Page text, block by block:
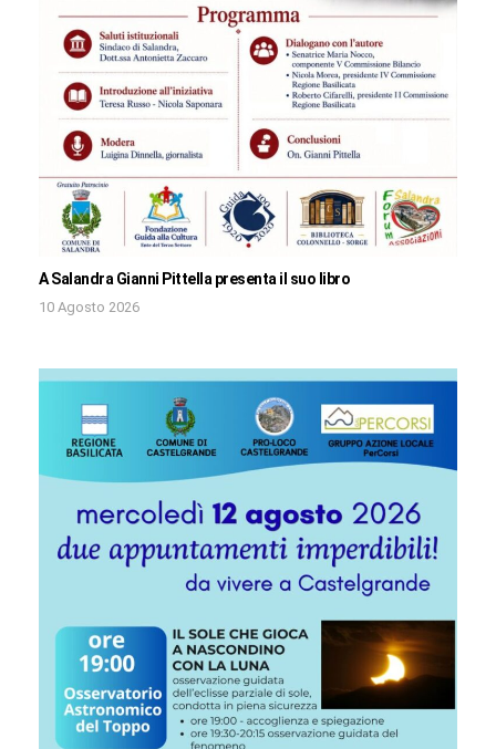
A Salandra Gianni Pittella presenta il suo libro
10 Agosto 2026